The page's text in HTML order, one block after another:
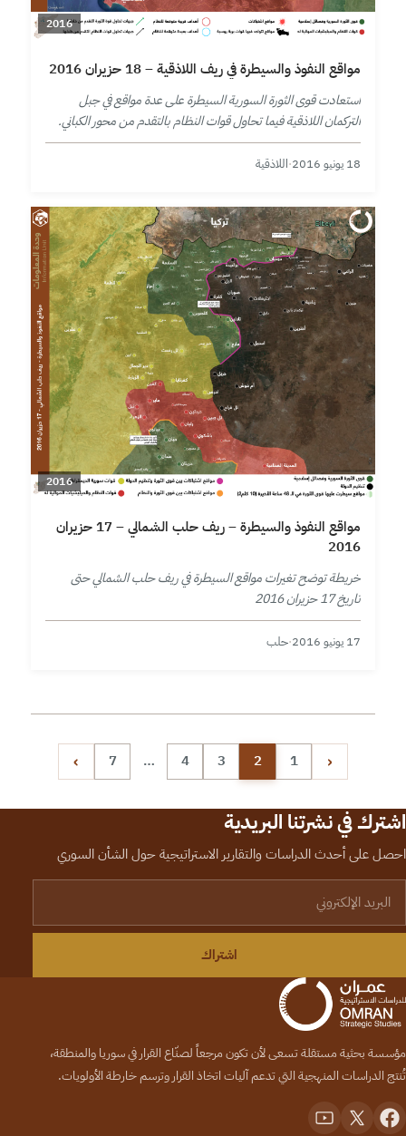
2016
مواقع النفوذ والسيطرة في ريف اللاذقية – 18 حزيران 2016
استعادت قوى الثورة السورية السيطرة على عدة مواقع في جبل
التركمان اللاذقية فيما تحاول قوات النظام بالتقدم من محور الكباني.
18 يونيو 2016 ·اللاذقية
2016
مواقع النفوذ والسيطرة – ريف حلب الشمالي – 17 حزيران
2016
خريطة توضح تغيرات مواقع السيطرة في ريف حلب الشمالي حتى
تاريخ 17 حزيران 2016
17 يونيو 2016 ·حلب
تعدد صفحات المقالات
‹
1
2
3
4
…
7
›
اشترك في نشرتنا البريدية
احصل على أحدث الدراسات والتقارير الاستراتيجية حول الشأن السوري
اشتراك
مؤسسة بحثية مستقلة تسعى لأن تكون مرجعاً لصنّاع القرار في سوريا والمنطقة،
تُنتج الدراسات المنهجية التي تدعم آليات اتخاذ القرار وترسم خارطة الأولويات.